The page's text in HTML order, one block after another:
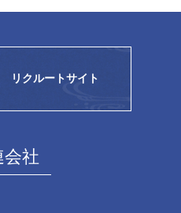
リクルートサイト
会社